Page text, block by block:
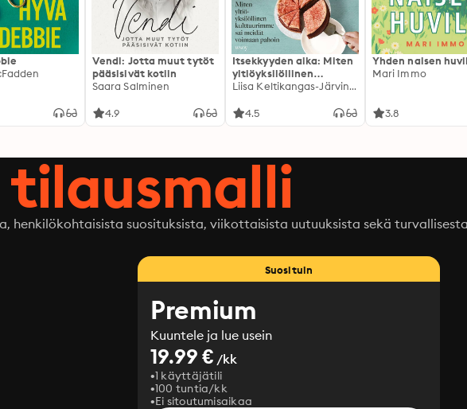
Vendi: Jotta muut tytöt
pääsisivät kotiin
Saara Salminen
4.9
Itsekkyyden aika: Miten
yltiöyksilöllinen
kulttuurimme sai
Liisa Keltikangas-Järvinen
4.5
Yhden naisen
Mari Immo
3.8
henkilökohtaisista suosituksista, viikottaisista uutuuksista sekä
Suosituin
Premium
Kuuntele ja lue usein
19.99 € /kk
1 käyttäjätili
100 tuntia/kk
Ei sitoutumisaikaa